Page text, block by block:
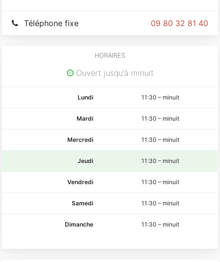
09 80 32 81 40
Téléphone fixe
HORAIRES
Ouvert jusqu'à minuit
Lundi 11:30 – minuit
Mardi 11:30 – minuit
Mercredi 11:30 – minuit
Jeudi 11:30 – minuit
Vendredi 11:30 – minuit
Samedi 11:30 – minuit
Dimanche 11:30 – minuit